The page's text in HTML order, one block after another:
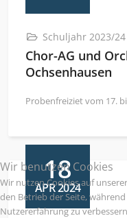
Schuljahr 2023/24
Chor-AG und
Ochsenhausen
Probenfreiziet vom 17.
18
APR 2024
Wir benutzen Cookies
Wir nutzen Cookies auf
den Betrieb der Seite,
Nutzererfahrung zu